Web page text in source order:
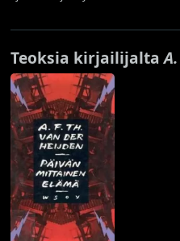
Teoksia kirjailijalta